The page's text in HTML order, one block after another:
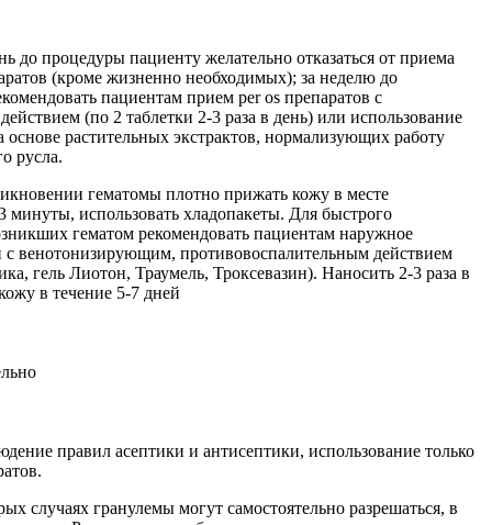
до процедуры пациенту желательно отказаться от приема
(кроме жизненно необходимых); за неделю до
пациентам прием per os препаратов с
(по 2 таблетки 2-3 раза в день) или использование
растительных экстрактов, нормализующих работу
русла.
гематомы плотно прижать кожу в месте
минуты, использовать хладопакеты. Для быстрого
гематом рекомендовать пациентам наружное
с венотонизирующим, противовоспалительным действием
гель Лиотон, Траумель, Троксевазин). Наносить 2-3 раза в
в течение 5-7 дней
правил асептики и антисептики, использование только
случаях гранулемы могут самостоятельно разрешаться, в